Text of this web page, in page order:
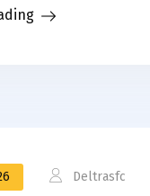
Deltrasfc